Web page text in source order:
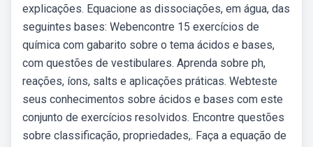
explicações. Equacione as dissociações, em água, das
seguintes bases: Webencontre 15 exercícios de
química com gabarito sobre o tema ácidos e bases,
com questões de vestibulares. Aprenda sobre ph,
reações, íons, salts e aplicações práticas. Webteste
seus conhecimentos sobre ácidos e bases com este
conjunto de exercícios resolvidos. Encontre questões
sobre classificação, propriedades,. Faça a equação de